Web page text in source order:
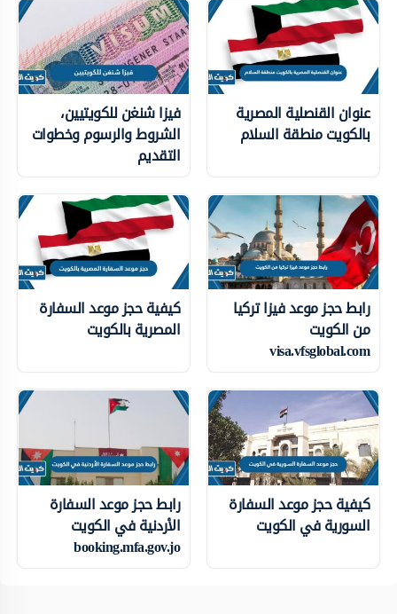
عنوان القنصلية المصرية
بالكويت منطقة السلام
فيزا شنغن للكويتيين،
الشروط والرسوم وخطوات
التقديم
رابط حجز موعد فيزا تركيا
من الكويت
visa.vfsglobal.com
كيفية حجز موعد السفارة
المصرية بالكويت
كيفية حجز موعد السفارة
السورية في الكويت
رابط حجز موعد السفارة
الأردنية في الكويت
booking.mfa.gov.jo